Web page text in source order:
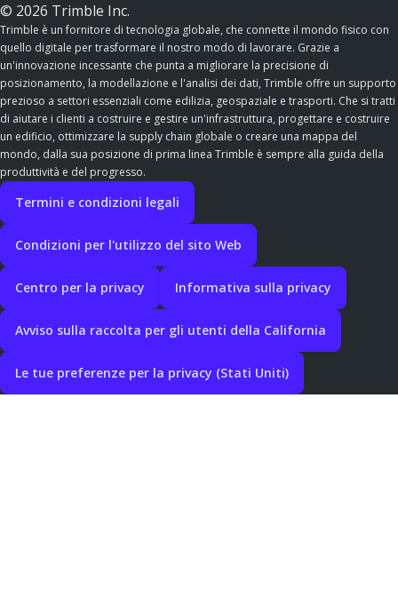
© 2026 Trimble Inc.
Trimble è un fornitore di tecnologia globale, che connette il mondo fisico con
quello digitale per trasformare il nostro modo di lavorare. Grazie a
un'innovazione incessante che punta a migliorare la precisione di
posizionamento, la modellazione e l'analisi dei dati, Trimble offre un supporto
prezioso a settori essenziali come edilizia, geospaziale e trasporti. Che si tratti
di aiutare i clienti a costruire e gestire un'infrastruttura, progettare e costruire
un edificio, ottimizzare la supply chain globale o creare una mappa del
mondo, dalla sua posizione di prima linea Trimble è sempre alla guida della
produttività e del progresso.
Termini e condizioni legali
Condizioni per l'utilizzo del sito Web
Centro per la privacy Informativa sulla privacy
Avviso sulla raccolta per gli utenti della California
Le tue preferenze per la privacy (Stati Uniti)